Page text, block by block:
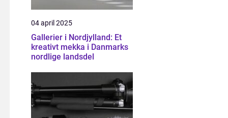
04 april 2025
Gallerier i Nordjylland: Et
kreativt mekka i Danmarks
nordlige landsdel